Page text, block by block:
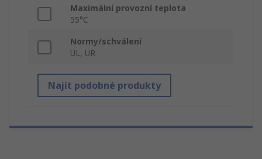
Maximální provozní teplota
55°C
Normy/schválení
UL, UR
Najít podobné produkty